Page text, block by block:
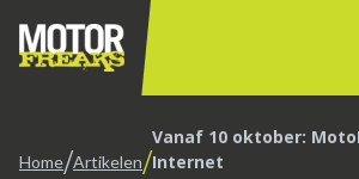
Home/Artikelen/Vanaf 10 oktober:
Internet